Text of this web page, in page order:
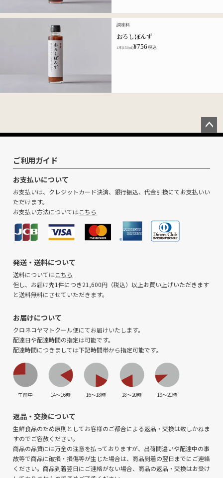
調味料
おろしぽんず
1本(150ml)¥756 税込
ペー
へ
ご利用ガイド
お支払いについて
お支払いは、クレジットカード決済、銀行振込、代金引換にてお支払いい
ただけます。
お支払い方法についてはこちら
発送・送料について
送料についてはこちら
但し、お届け先1件につき21,600円（税込）以上お買い上げいただきます
と送料無料にさせていただきます。
お届けについて
クロネコヤマトクール便にてお届けいたします。
配達日や配達時間の指定は可能です。
配達時間につきましては下記時間帯から指定可能です。
午前中 14〜16時 16〜18時 18〜20時 19〜21時
返品・交換について
生鮮食品のため原則としてお客様のご都合による返品・交換は致しかねま
すのでご容赦ください。
商品の品質には万全の注意を払っておりますが、出荷間違いや配達中の事
故等で商品に破損・損傷等が生じた場合は、商品到着の翌日までにご連絡
ください。商品到着翌日にご連絡がない場合、商品の返品・交換はお受け